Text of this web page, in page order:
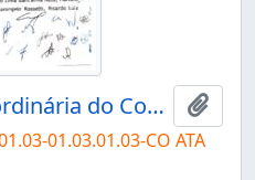
Ata da 249ª sessão ordinária do Conselho Universitário da Unesp de 25/10/2018
01.03.01.03-CO ATA